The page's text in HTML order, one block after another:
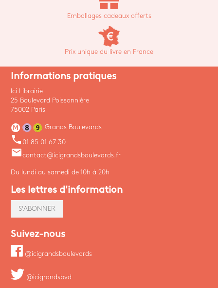
Emballages cadeaux offerts
Prix unique du livre en France
Informations pratiques
Ici Librairie
25 Boulevard Poissonnière
75002 Paris
Grands Boulevards
phone 01 85 01 67 30
emailcontact@icigrandsboulevards.fr
Du lundi au samedi de 10h à 20h
Les lettres d'information
S'ABONNER
Suivez-nous
@icigrandsboulevards
@icigrandsbvd